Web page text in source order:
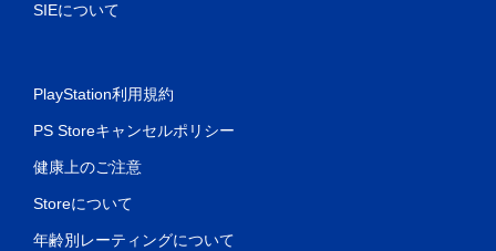
SIEについて
PlayStation利用規約
PS Storeキャンセルポリシー
健康上のご注意
Storeについて
年齢別レーティングについて